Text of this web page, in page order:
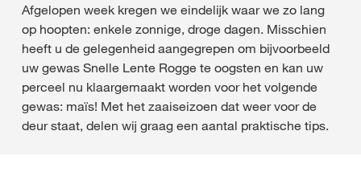
Afgelopen week kregen we eindelijk waar we zo lang
op hoopten: enkele zonnige, droge dagen. Misschien
heeft u de gelegenheid aangegrepen om bijvoorbeeld
uw gewas Snelle Lente Rogge te oogsten en kan uw
perceel nu klaargemaakt worden voor het volgende
gewas: maïs! Met het zaaiseizoen dat weer voor de
deur staat, delen wij graag een aantal praktische tips.